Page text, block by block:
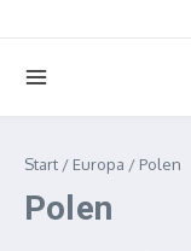
Start / Europa / Polen
Polen